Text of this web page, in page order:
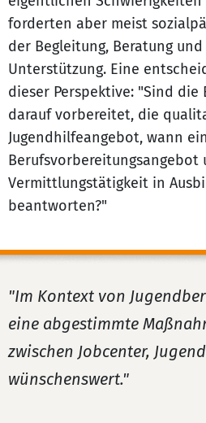
forderten aber meist
der Begleitung, Beratung
Unterstützung. Eine
dieser Perspektive: "Sind die
darauf vorbereitet, die
Jugendhilfeangebot, wann ein
Berufsvorbereitungsangebot
Vermittlungstätigkeit in
beantworten?"
"Im Kontext von
eine abgestimmte
zwischen Jobcenter,
wünschenswert."